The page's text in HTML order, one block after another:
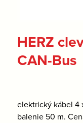
HERZ
CAN-Bus
elektrický kábel 4
balenie 50 m.